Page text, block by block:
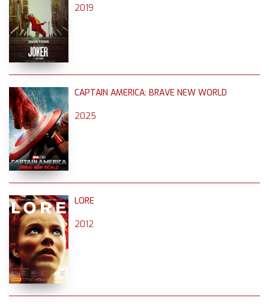
2019
CAPTAIN AMERICA: BRAVE NEW WORLD
2025
LORE
2012